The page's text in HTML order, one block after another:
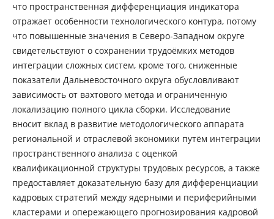
что пространственная дифференциация индикатора
отражает особенности технологического контура, потому
что повышенные значения в Северо-Западном округе
свидетельствуют о сохранении трудоёмких методов
интеграции сложных систем, кроме того, сниженные
показатели Дальневосточного округа обусловливают
зависимость от вахтового метода и ограниченную
локализацию полного цикла сборки. Исследование
вносит вклад в развитие методологического аппарата
региональной и отраслевой экономики путём интеграции
пространственного анализа с оценкой
квалификационной структуры трудовых ресурсов, а также
предоставляет доказательную базу для дифференциации
кадровых стратегий между ядерными и периферийными
кластерами и опережающего прогнозирования кадровой